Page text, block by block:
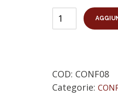
COD: CONF08
Categorie: